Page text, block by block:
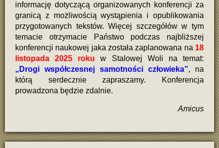
informację dotyczącą organizowanych konferencji za
granicą z możliwością wystąpienia i opublikowania
przygotowanych tekstów. Więcej szczegółów w tym
temacie otrzymacie Państwo podczas najbliższej
konferencji naukowej jaka została zaplanowana na 18
listopada 2025 roku w Stalowej Woli na temat:
„Drogi współczesnej samotności człowieka”, na
którą serdecznie zapraszamy. Konferencja
prowadzona będzie zdalnie.
Amicus